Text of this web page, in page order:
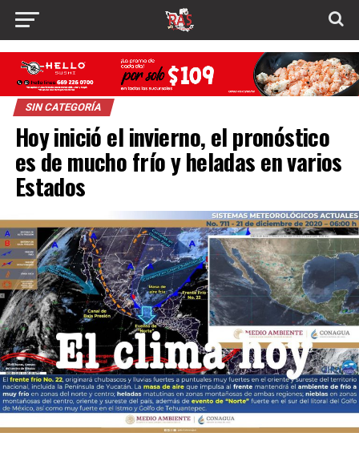
SIN CATEGORÍA
Hoy inició el invierno, el pronóstico
es de mucho frío y heladas en varios
Estados